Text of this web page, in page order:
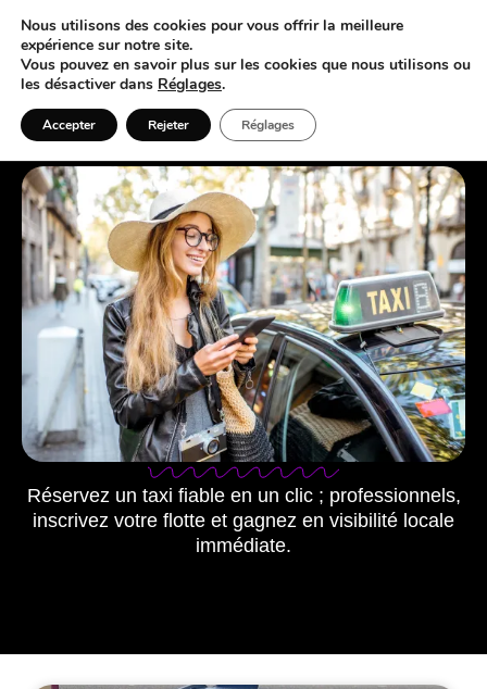
Référencement de Sites : Taxi
Depuis 2007
Réservez un taxi fiable en un clic ; professionnels,
inscrivez votre flotte et gagnez en visibilité locale
immédiate.
Nous utilisons des cookies pour vous offrir la meilleure
expérience sur notre site.
Vous pouvez en savoir plus sur les cookies que nous utilisons ou
les désactiver dans Réglages.
Accepter Rejeter Réglages